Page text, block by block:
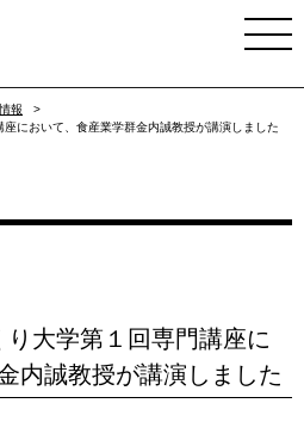
報
>
において、食産業学群金内誠教授が講演しました
大学第１回専門講座に
内誠教授が講演しました